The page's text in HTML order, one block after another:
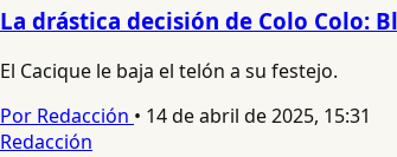
La drástica decisión de Colo Colo:
El Cacique le baja el telón a su festejo.
Por Redacción • 14 de abril de 2025, 15:31
Redacción